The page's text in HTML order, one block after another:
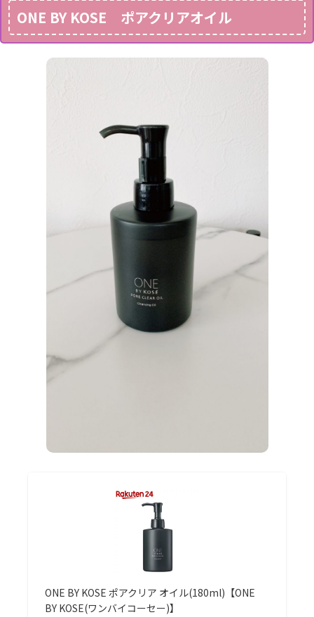
ONE BY KOSE ポアクリアオイル
ONE BY KOSE ポアクリア オイル(180ml)【ONE
BY KOSE(ワンバイコーセー)】